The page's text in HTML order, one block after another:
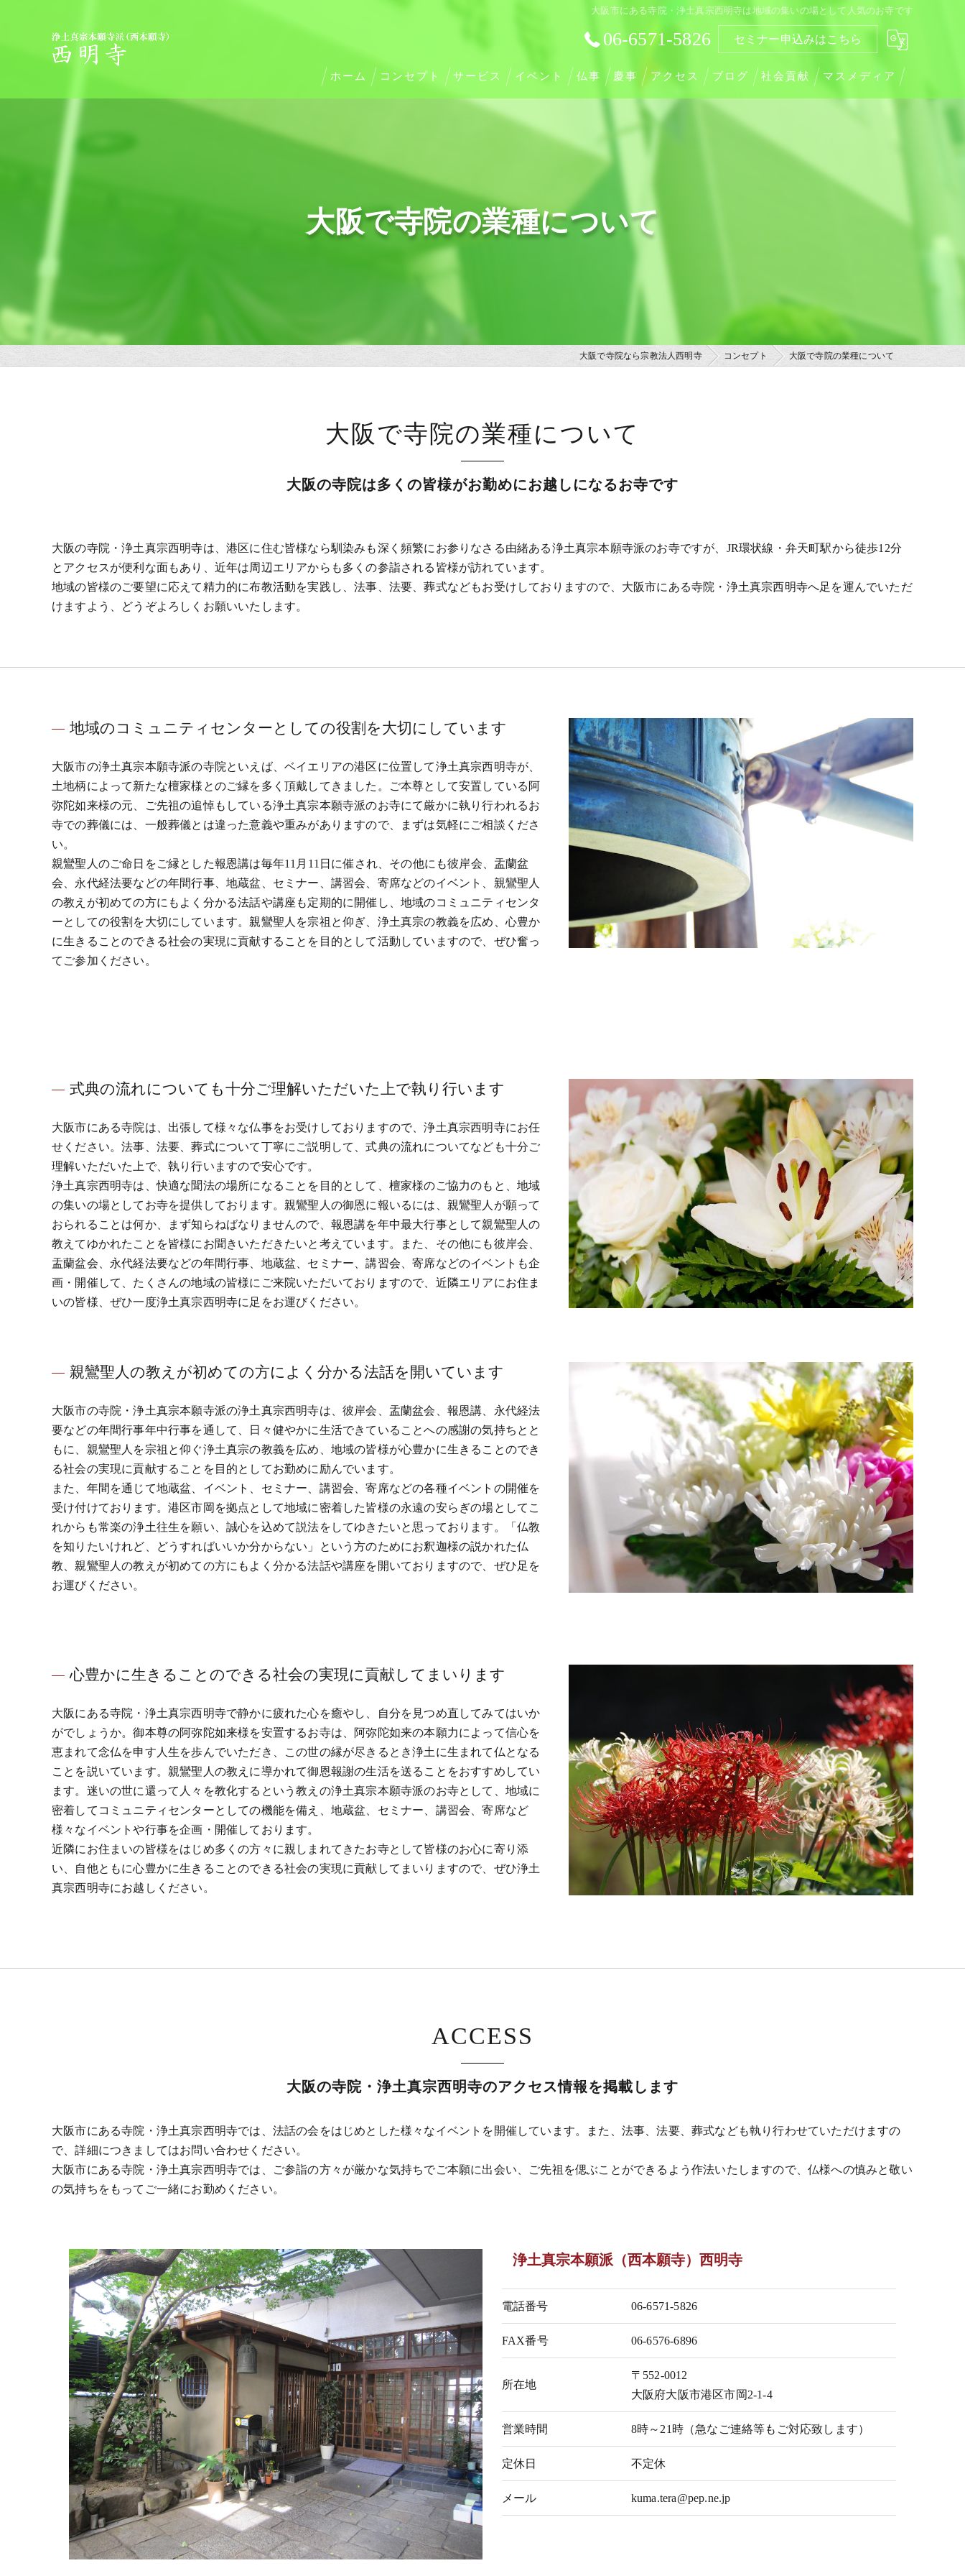
大阪市にある寺院・浄土真宗西明寺は地域の集いの場として人気のお寺です
06-6571-5826 セミナー申込みはこちら
ホーム コンセプト サービス イベント 仏事 慶事 アクセス ブログ 社会貢献 マスメディア
大阪で寺院の業種について
大阪で寺院なら宗教法人西明寺 コンセプト 大阪で寺院の業種について
大阪の寺院は多くの皆様がお勤めにお越しになるお寺です
大阪で寺院の業種について
大阪の寺院・浄土真宗西明寺は、港区に住む皆様なら馴染みも深く頻繁にお参りなさる由緒ある浄土真宗本願寺派のお寺ですが、JR環状線・弁天町駅から徒歩12分
とアクセスが便利な面もあり、近年は周辺エリアからも多くの参詣される皆様が訪れています。
地域の皆様のご要望に応えて精力的に布教活動を実践し、法事、法要、葬式などもお受けしておりますので、大阪市にある寺院・浄土真宗西明寺へ足を運んでいただ
けますよう、どうぞよろしくお願いいたします。
地域のコミュニティセンターとしての役割を大切にしています
大阪市の浄土真宗本願寺派の寺院といえば、ベイエリアの港区に位置して浄土真宗西明寺が、
土地柄によって新たな檀家様とのご縁を多く頂戴してきました。ご本尊として安置している阿
弥陀如来様の元、ご先祖の追悼もしている浄土真宗本願寺派のお寺にて厳かに執り行われるお
寺での葬儀には、一般葬儀とは違った意義や重みがありますので、まずは気軽にご相談くださ
い。
親鸞聖人のご命日をご縁とした報恩講は毎年11月11日に催され、その他にも彼岸会、盂蘭盆
会、永代経法要などの年間行事、地蔵盆、セミナー、講習会、寄席などのイベント、親鸞聖人
の教えが初めての方にもよく分かる法話や講座も定期的に開催し、地域のコミュニティセンタ
ーとしての役割を大切にしています。親鸞聖人を宗祖と仰ぎ、浄土真宗の教義を広め、心豊か
に生きることのできる社会の実現に貢献することを目的として活動していますので、ぜひ奮っ
てご参加ください。
式典の流れについても十分ご理解いただいた上で執り行います
大阪市にある寺院は、出張して様々な仏事をお受けしておりますので、浄土真宗西明寺にお任
せください。法事、法要、葬式について丁寧にご説明して、式典の流れについてなども十分ご
理解いただいた上で、執り行いますので安心です。
浄土真宗西明寺は、快適な聞法の場所になることを目的として、檀家様のご協力のもと、地域
の集いの場としてお寺を提供しております。親鸞聖人の御恩に報いるには、親鸞聖人が願って
おられることは何か、まず知らねばなりませんので、報恩講を年中最大行事として親鸞聖人の
教えてゆかれたことを皆様にお聞きいただきたいと考えています。また、その他にも彼岸会、
盂蘭盆会、永代経法要などの年間行事、地蔵盆、セミナー、講習会、寄席などのイベントも企
画・開催して、たくさんの地域の皆様にご来院いただいておりますので、近隣エリアにお住ま
いの皆様、ぜひ一度浄土真宗西明寺に足をお運びください。
親鸞聖人の教えが初めての方によく分かる法話を開いています
大阪市の寺院・浄土真宗本願寺派の浄土真宗西明寺は、彼岸会、盂蘭盆会、報恩講、永代経法
要などの年間行事年中行事を通して、日々健やかに生活できていることへの感謝の気持ちとと
もに、親鸞聖人を宗祖と仰ぐ浄土真宗の教義を広め、地域の皆様が心豊かに生きることのでき
る社会の実現に貢献することを目的としてお勤めに励んでいます。
また、年間を通じて地蔵盆、イベント、セミナー、講習会、寄席などの各種イベントの開催を
受け付けております。港区市岡を拠点として地域に密着した皆様の永遠の安らぎの場としてこ
れからも常楽の浄土往生を願い、誠心を込めて説法をしてゆきたいと思っております。「仏教
を知りたいけれど、どうすればいいか分からない」という方のためにお釈迦様の説かれた仏
教、親鸞聖人の教えが初めての方にもよく分かる法話や講座を開いておりますので、ぜひ足を
お運びください。
心豊かに生きることのできる社会の実現に貢献してまいります
大阪にある寺院・浄土真宗西明寺で静かに疲れた心を癒やし、自分を見つめ直してみてはいか
がでしょうか。御本尊の阿弥陀如来様を安置するお寺は、阿弥陀如来の本願力によって信心を
恵まれて念仏を申す人生を歩んでいただき、この世の縁が尽きるとき浄土に生まれて仏となる
ことを説いています。親鸞聖人の教えに導かれて御恩報謝の生活を送ることをおすすめしてい
ます。迷いの世に還って人々を教化するという教えの浄土真宗本願寺派のお寺として、地域に
密着してコミュニティセンターとしての機能を備え、地蔵盆、セミナー、講習会、寄席など
様々なイベントや行事を企画・開催しております。
近隣にお住まいの皆様をはじめ多くの方々に親しまれてきたお寺として皆様のお心に寄り添
い、自他ともに心豊かに生きることのできる社会の実現に貢献してまいりますので、ぜひ浄土
真宗西明寺にお越しください。
大阪の寺院・浄土真宗西明寺のアクセス情報を掲載します
ACCESS
大阪市にある寺院・浄土真宗西明寺では、法話の会をはじめとした様々なイベントを開催しています。また、法事、法要、葬式なども執り行わせていただけますの
で、詳細につきましてはお問い合わせください。
大阪市にある寺院・浄土真宗西明寺では、ご参詣の方々が厳かな気持ちでご本願に出会い、ご先祖を偲ぶことができるよう作法いたしますので、仏様への慎みと敬い
の気持ちをもってご一緒にお勤めください。
浄土真宗本願派（西本願寺）西明寺
電話番号 06-6571-5826
FAX番号 06-6576-6896
所在地
〒552-0012
大阪府大阪市港区市岡2-1-4
営業時間 8時～21時（急なご連絡等もご対応致します）
定休日 不定休
メール kuma.tera@pep.ne.jp